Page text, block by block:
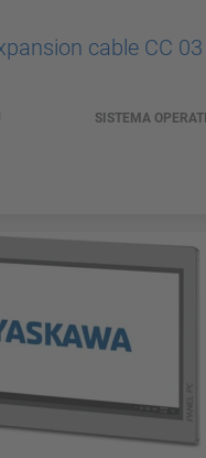
cable CC
SISTEMA